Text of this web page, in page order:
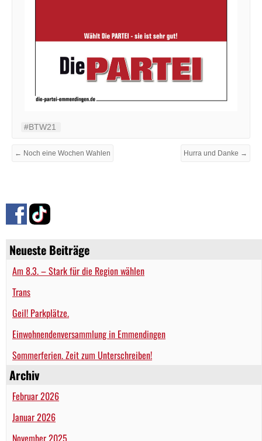
Neueste Beiträge
Am 8.3. – Stark für die Region wählen
Trans
Geil! Parkplätze.
Einwohnendenversammlung in Emmendingen
Sommerferien. Zeit zum Unterschreiben!
Archiv
Februar 2026
Januar 2026
November 2025
#BTW21
← Noch eine Wochen Wahlen Hurra und Danke →